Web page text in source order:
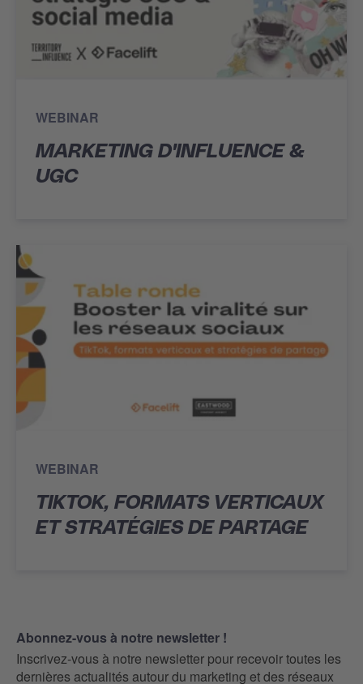
WEBINAR
MARKETING D'INFLUENCE &
UGC
WEBINAR
TIKTOK, FORMATS VERTICAUX
ET STRATÉGIES DE PARTAGE
Abonnez-vous à notre newsletter !
Inscrivez-vous à notre newsletter pour recevoir toutes les
dernières actualités autour du marketing et des réseaux